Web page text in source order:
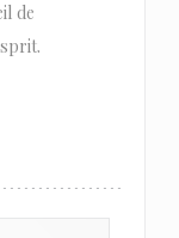
de
JANELA))